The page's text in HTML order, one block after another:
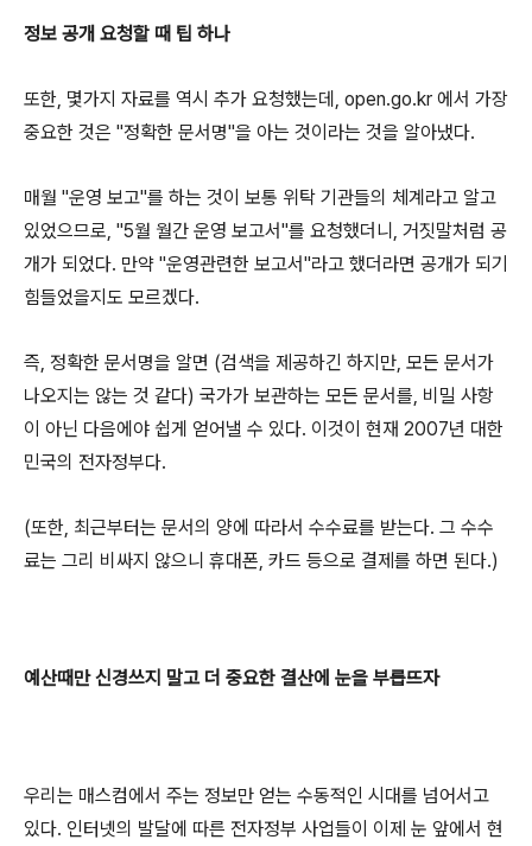
정보 공개 요청할 때 팁 하나
또한, 몇가지 자료를 역시 추가 요청했는데, open.go.kr 에서 가장
중요한 것은 "정확한 문서명"을 아는 것이라는 것을 알아냈다.
매월 "운영 보고"를 하는 것이 보통 위탁 기관들의 체계라고 알고
있었으므로, "5월 월간 운영 보고서"를 요청했더니, 거짓말처럼 공
개가 되었다. 만약 "운영관련한 보고서"라고 했더라면 공개가 되기
힘들었을지도 모르겠다.
즉, 정확한 문서명을 알면 (검색을 제공하긴 하지만, 모든 문서가
나오지는 않는 것 같다) 국가가 보관하는 모든 문서를, 비밀 사항
이 아닌 다음에야 쉽게 얻어낼 수 있다. 이것이 현재 2007년 대한
민국의 전자정부다.
(또한, 최근부터는 문서의 양에 따라서 수수료를 받는다. 그 수수
료는 그리 비싸지 않으니 휴대폰, 카드 등으로 결제를 하면 된다.)
예산때만 신경쓰지 말고 더 중요한 결산에 눈을 부릅뜨자
우리는 매스컴에서 주는 정보만 얻는 수동적인 시대를 넘어서고
있다. 인터넷의 발달에 따른 전자정부 사업들이 이제 눈 앞에서 현